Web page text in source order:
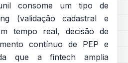
consome um tipo de
(validação cadastral e
tempo real, decisão de
contínuo de PEP e
que a fintech amplia